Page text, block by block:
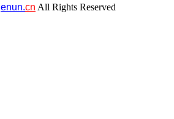
enun.cn All Rights Reserved